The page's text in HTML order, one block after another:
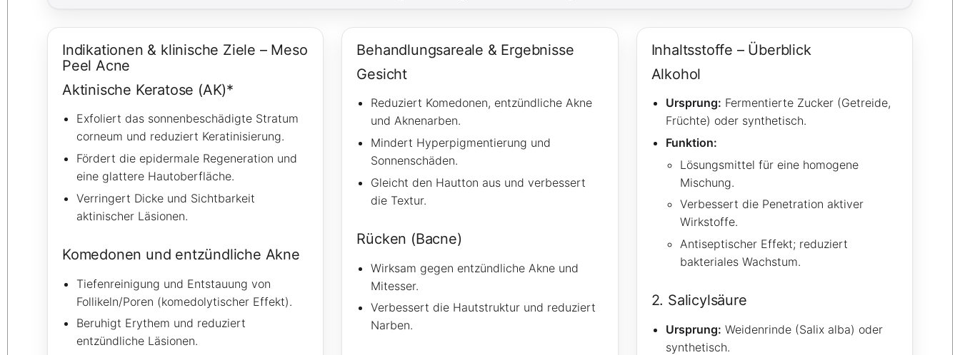
Indikationen & klinische Ziele – Meso
Peel Acne
Aktinische Keratose (AK)*
Exfoliert das sonnenbeschädigte Stratum
corneum und reduziert Keratinisierung.
Fördert die epidermale Regeneration und
eine glattere Hautoberfläche.
Verringert Dicke und Sichtbarkeit
aktinischer Läsionen.
Komedonen und entzündliche Akne
Tiefenreinigung und Entstauung von
Follikeln/Poren (komedolytischer Effekt).
Beruhigt Erythem und reduziert
entzündliche Läsionen.
Behandlungsareale & Ergebnisse
Gesicht
Reduziert Komedonen, entzündliche Akne
und Aknenarben.
Mindert Hyperpigmentierung und
Sonnenschäden.
Gleicht den Hautton aus und verbessert
die Textur.
Rücken (Bacne)
Wirksam gegen entzündliche Akne und
Mitesser.
Verbessert die Hautstruktur und reduziert
Narben.
Inhaltsstoffe – Überblick
Alkohol
Ursprung: Fermentierte Zucker (Getreide,
Früchte) oder synthetisch.
Funktion:
Lösungsmittel für eine homogene
Mischung.
Verbessert die Penetration aktiver
Wirkstoffe.
Antiseptischer Effekt; reduziert
bakteriales Wachstum.
2. Salicylsäure
Ursprung: Weidenrinde (Salix alba) oder
synthetisch.